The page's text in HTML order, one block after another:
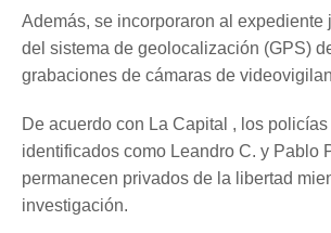
Además, se incorporaron al expediente
del sistema de geolocalización (GPS)
grabaciones de cámaras de
De acuerdo con La Capital , los
identificados como Leandro C. y Pablo
permanecen privados de la libertad
investigación.